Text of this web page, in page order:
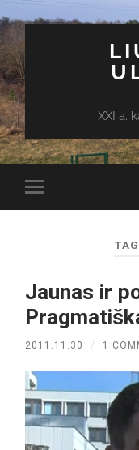
XXI a.
Toggle
mobile
Jaunas ir
2011.11.30 / 1